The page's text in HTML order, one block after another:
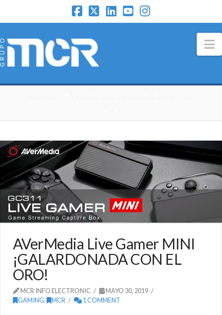
AVerMedia Live Gamer MINI
¡GALARDONADA CON EL
ORO!
MCR INFO ELECTRONIC
MAYO 30, 2019
GAMING, MCR 1 COMMENT